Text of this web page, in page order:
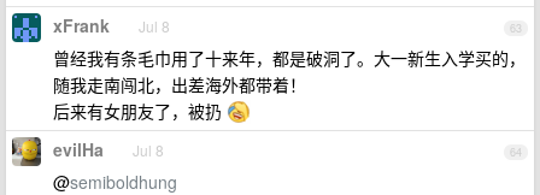
63
xFrank Jul 8
曾经我有条毛巾用了十来年，都是破洞了。大一新生入学买的，
随我走南闯北，出差海外都带着！
后来有女朋友了，被扔
64
evilHa Jul 8
@semiboldhung